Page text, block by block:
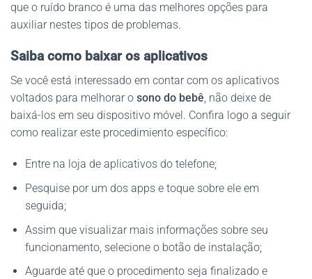
que o ruído branco é uma das melhores opções para
auxiliar nestes tipos de problemas.
Saiba como baixar os aplicativos
Se você está interessado em contar com os aplicativos
voltados para melhorar o sono do bebê , não deixe de
baixá-los em seu dispositivo móvel. Confira logo a seguir
como realizar este procedimiento específico:
Entre na loja de aplicativos do telefone;
Pesquise por um dos apps e toque sobre ele em
seguida;
Assim que visualizar mais informações sobre seu
funcionamento, selecione o botão de instalação;
Aguarde até que o procedimento seja finalizado e